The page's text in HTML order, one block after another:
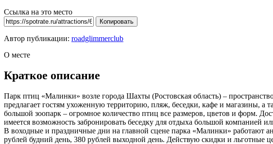
Ссылка на это место
Копировать
Автор публикации: roadglimmerclub
О месте
Краткое описание
Парк птиц «Малинки» возле города Шахты (Ростовская область) –
предлагает гостям ухоженную территорию, пляж, беседки, кафе и магазины, а
большой зоопарк – огромное количество птиц все размеров, цветов и форм.
имеется возможность забронировать беседку для отдыха большой компанией
В воходные и праздничные дни на главной сцене парка «Малинки» работают
рублей будний день, 380 рублей выходной день. Действую скидки и льготные